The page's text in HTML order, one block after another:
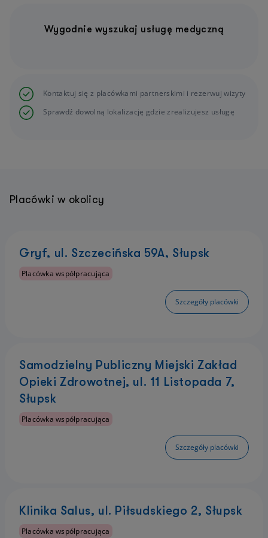
Wygodnie wyszukaj usługę medyczną
Kontaktuj się z placówkami partnerskimi i rezerwuj wizyty
Sprawdź dowolną lokalizację gdzie zrealizujesz usługę
Placówki w okolicy
Gryf, ul. Szczecińska 59A, Słupsk
Placówka współpracująca
Szczegóły placówki
Samodzielny Publiczny Miejski Zakład
Opieki Zdrowotnej, ul. 11 Listopada 7,
Słupsk
Placówka współpracująca
Szczegóły placówki
Klinika Salus, ul. Piłsudskiego 2, Słupsk
Placówka współpracująca